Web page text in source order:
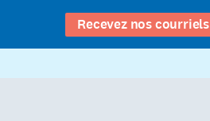
Recevez nos courriels